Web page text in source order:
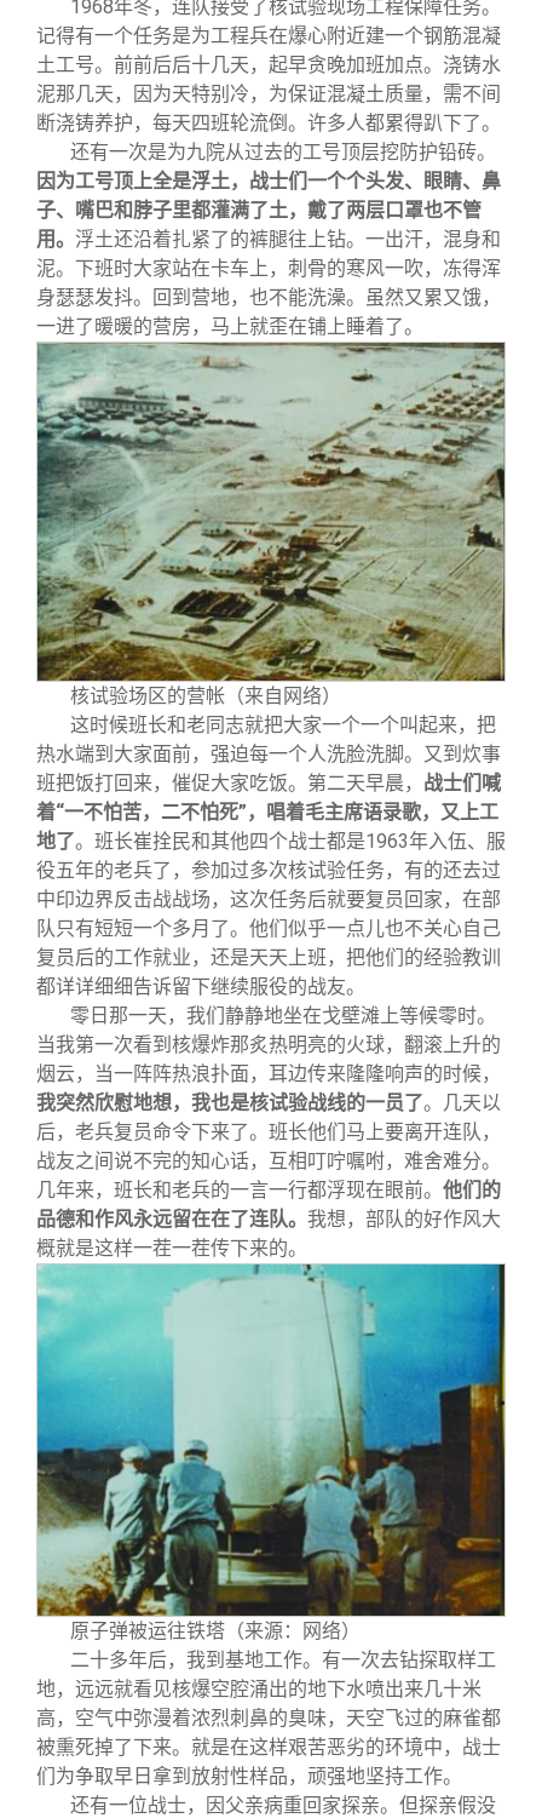
1968年冬，连队接受了核试验现场工程保障任务。
记得有一个任务是为工程兵在爆心附近建一个钢筋混凝
土工号。前前后后十几天，起早贪晚加班加点。浇铸水
泥那几天，因为天特别冷，为保证混凝土质量，需不间
断浇铸养护，每天四班轮流倒。许多人都累得趴下了。
还有一次是为九院从过去的工号顶层挖防护铅砖。
因为工号顶上全是浮土，战士们一个个头发、眼睛、鼻
子、嘴巴和脖子里都灌满了土，戴了两层口罩也不管
用。 浮土还沿着扎紧了的裤腿往上钻。一出汗，混身和
泥。下班时大家站在卡车上，刺骨的寒风一吹，冻得浑
身瑟瑟发抖。回到营地，也不能洗澡。虽然又累又饿，
一进了暖暖的营房，马上就歪在铺上睡着了。
核试验场区的营帐（来自网络）
这时候班长和老同志就把大家一个一个叫起来，把
热水端到大家面前，强迫每一个人洗脸洗脚。又到炊事
班把饭打回来，催促大家吃饭。第二天早晨， 战士们喊
着“一不怕苦，二不怕死”，唱着毛主席语录歌，又上工
地了。班长崔拴民和其他四个战士都是1963年入伍、服
役五年的老兵了，参加过多次核试验任务，有的还去过
中印边界反击战战场，这次任务后就要复员回家，在部
队只有短短一个多月了。他们似乎一点儿也不关心自己
复员后的工作就业，还是天天上班，把他们的经验教训
都详详细细告诉留下继续服役的战友。
零日那一天，我们静静地坐在戈壁滩上等候零时。
当我第一次看到核爆炸那炙热明亮的火球，翻滚上升的
烟云，当一阵阵热浪扑面，耳边传来隆隆响声的时候，
我突然欣慰地想，我也是核试验战线的一员了。几天以
后，老兵复员命令下来了。班长他们马上要离开连队，
战友之间说不完的知心话，互相叮咛嘱咐，难舍难分。
几年来，班长和老兵的一言一行都浮现在眼前。 他们的
品德和作风永远留在在了连队。 我想，部队的好作风大
概就是这样一茬一茬传下来的。
原子弹被运往铁塔（来源：网络）
二十多年后，我到基地工作。有一次去钻探取样工
地，远远就看见核爆空腔涌出的地下水喷出来几十米
高，空气中弥漫着浓烈刺鼻的臭味，天空飞过的麻雀都
被熏死掉了下来。就是在这样艰苦恶劣的环境中，战士
们为争取早日拿到放射性样品，顽强地坚持工作。
还有一位战士，因父亲病重回家探亲。但探亲假没